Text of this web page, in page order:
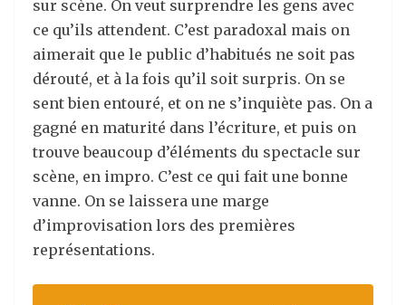
sur scène. On veut surprendre les gens avec
ce qu’ils attendent. C’est paradoxal mais on
aimerait que le public d’habitués ne soit pas
dérouté, et à la fois qu’il soit surpris. On se
sent bien entouré, et on ne s’inquiète pas. On a
gagné en maturité dans l’écriture, et puis on
trouve beaucoup d’éléments du spectacle sur
scène, en impro. C’est ce qui fait une bonne
vanne. On se laissera une marge
d’improvisation lors des premières
représentations.